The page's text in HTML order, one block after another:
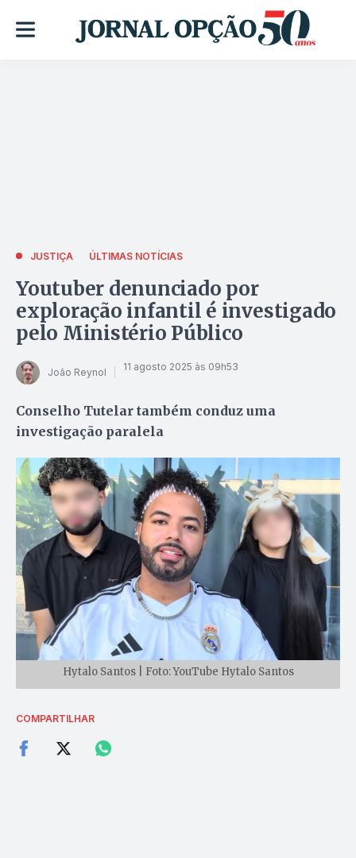
JUSTIÇA ÚLTIMAS NOTÍCIAS
Youtuber denunciado por
exploração infantil é investigado
pelo Ministério Público
João Reynol 11 agosto 2025 às 09h53
Conselho Tutelar também conduz uma
investigação paralela
Hytalo Santos | Foto: YouTube Hytalo Santos
COMPARTILHAR